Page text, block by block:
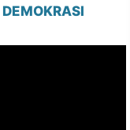
DEMOKRASI